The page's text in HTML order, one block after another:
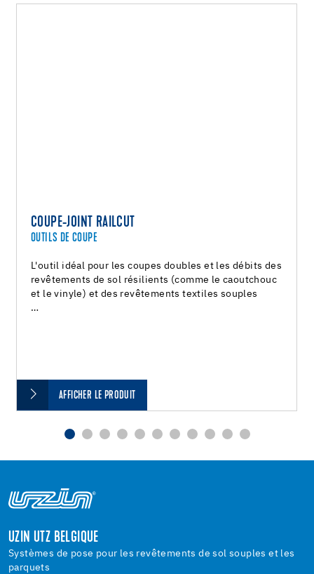
COUPE-JOINT RAILCUT
OUTILS DE COUPE
L'outil idéal pour les coupes doubles et les débits des
revêtements de sol résilients (comme le caoutchouc
et le vinyle) et des revêtements textiles souples
…
AFFICHER LE PRODUIT
UZIN UTZ BELGIQUE
Systèmes de pose pour les revêtements de sol souples et les
parquets